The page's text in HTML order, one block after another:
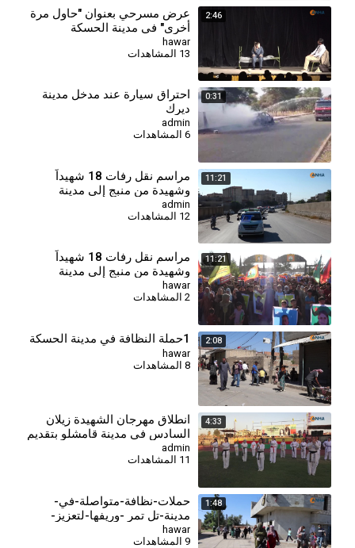
2:46
عرض مسرحي بعنوان "حاول مرة
أخرى" في مدينة الحسكة
hawar
0:31
احتراق سيارة عند مدخل مدينة
ديرك
admin
6 المشاهدات
11:21
⁣مراسم نقل رفات 18 شهيداً
وشهيدة من منبج إلى مدينة
كوباني
admin
12 المشاهدات
11:21
مراسم نقل رفات 18 شهيداً
وشهيدة من منبج إلى مدينة
كوباني
hawar
2 المشاهدات
2:08 1حملة النظافة في مدينة الحسكة
hawar
8 المشاهدات
4:33
⁣انطلاق مهرجان الشهيدة زيلان
السادس في مدينة قامشلو بتقديم
عروض رياضية
admin
1:48
حملات-نظافة-متواصلة-في-
مدينة-تل تمر -وريفها-لتعزيز-
الواقع-الخدمي-والبيئي
hawar
9 المشاهدات